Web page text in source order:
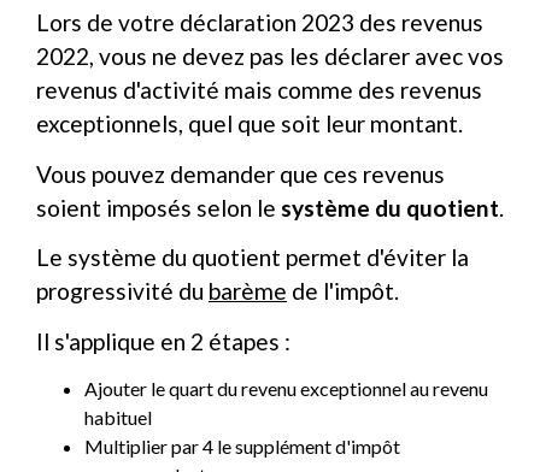
Lors de votre déclaration 2023 des revenus
2022, vous ne devez pas les déclarer avec vos
revenus d'activité mais comme des revenus
exceptionnels, quel que soit leur montant.
Vous pouvez demander que ces revenus
soient imposés selon le système du quotient.
Le système du quotient permet d'éviter la
progressivité du barème de l'impôt.
Il s'applique en 2 étapes :
Ajouter le quart du revenu exceptionnel au revenu
habituel
Multiplier par 4 le supplément d'impôt